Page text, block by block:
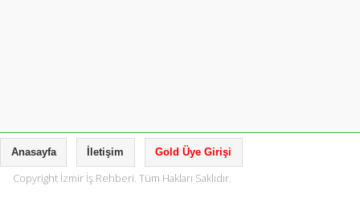
Anasayfa İletişim Gold Üye Girişi
Copyright İzmir İş Rehberi. Tüm Hakları Saklıdır.